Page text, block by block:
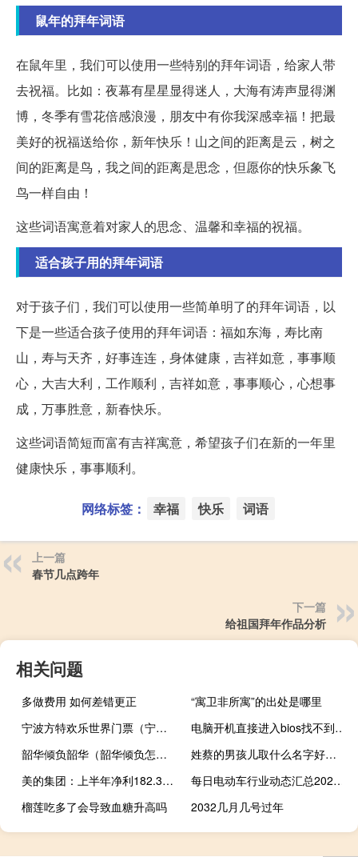
鼠年的拜年词语
在鼠年里，我们可以使用一些特别的拜年词语，给家人带
去祝福。比如：夜幕有星星显得迷人，大海有涛声显得渊
博，冬季有雪花倍感浪漫，朋友中有你我深感幸福！把最
美好的祝福送给你，新年快乐！山之间的距离是云，树之
间的距离是鸟，我之间的距离是思念，但愿你的快乐象飞
鸟一样自由！
这些词语寓意着对家人的思念、温馨和幸福的祝福。
适合孩子用的拜年词语
对于孩子们，我们可以使用一些简单明了的拜年词语，以
下是一些适合孩子使用的拜年词语：福如东海，寿比南
山，寿与天齐，好事连连，身体健康，吉祥如意，事事顺
心，大吉大利，工作顺利，吉祥如意，事事顺心，心想事
成，万事胜意，新春快乐。
这些词语简短而富有吉祥寓意，希望孩子们在新的一年里
健康快乐，事事顺利。
网络标签： 幸福 快乐 词语
上一篇
春节几点跨年
下一篇
给祖国拜年作品分析
相关问题
多做费用 如何差错更正
“寓卫非所寓”的出处是哪里
宁波方特欢乐世界门票（宁波方特欢乐世界门票多少钱）
电脑开机直接进入bios找不到硬盘（电脑开机直接进入bios）
韶华倾负韶华（韶华倾负怎么解释呢）
姓蔡的男孩儿取什么名字好（姓蔡的男孩名字高贵）
美的集团：上半年净利182.32亿元 同比增长13.98%
每日电动车行业动态汇总2023-10-05
榴莲吃多了会导致血糖升高吗
2032几月几号过年